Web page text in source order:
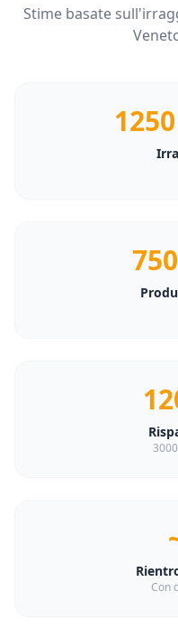
Stime basate
1250
Con